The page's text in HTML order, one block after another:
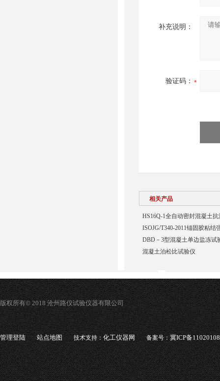
补充说明：
验证码：
相关产品
HS16Q-1全自动密封混凝土抗
ISOJG/T340-2011锚固胶粘结
DBD－3型混凝土单边盐冻试
混凝土泊松比试验仪
版权所有© 2018 沧州路仪试验仪器有限公司
管理登陆 站点地图 技术支持：化工仪器网 备案号：冀ICP备